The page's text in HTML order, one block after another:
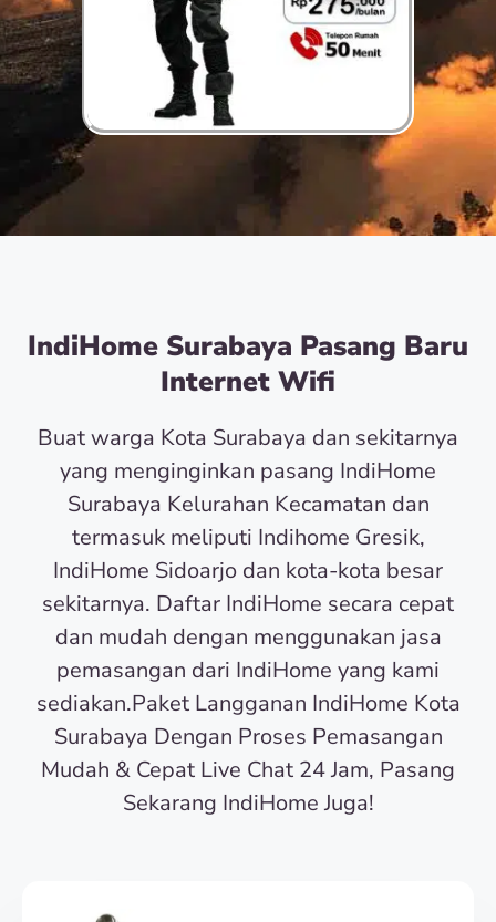
IndiHome Surabaya Pasang Baru
Internet Wifi
Buat warga Kota Surabaya dan sekitarnya
yang menginginkan pasang IndiHome
Surabaya Kelurahan Kecamatan dan
termasuk meliputi Indihome Gresik,
IndiHome Sidoarjo dan kota-kota besar
sekitarnya. Daftar IndiHome secara cepat
dan mudah dengan menggunakan jasa
pemasangan dari IndiHome yang kami
sediakan.Paket Langganan IndiHome Kota
Surabaya Dengan Proses Pemasangan
Mudah & Cepat Live Chat 24 Jam, Pasang
Sekarang IndiHome Juga!